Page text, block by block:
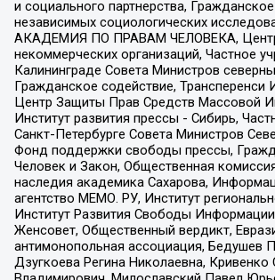
и социального партнерства,
независимых социологических
АКАДЕМИЯ ПО ПРАВАМ ЧЕЛОВЕКА, Центр
некоммерческих организаций, Частное
Калининграде Совета Министров
Гражданское содействие, Трансперенси
Центр Защиты Прав Средств Массовой
Институт развития прессы - Сибирь,
Санкт-Петербурге Совета Министров
Фонд поддержки свободы прессы,
Человек и Закон, Общественная
наследия академика Сахарова,
агентство МЕМО. РУ, Институт
Институт Развития Свободы
Женсовет, Общественный вердикт,
антимонопольная ассоциация, Бедушев
Дзугкоева Регина Николаевна, Кривенко